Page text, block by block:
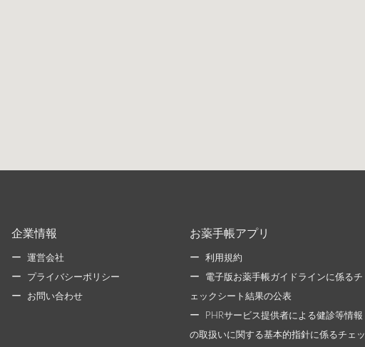
企業情報
運営会社
プライバシーポリシー
お問い合わせ
お薬手帳アプリ
利用規約
電子版お薬手帳ガイドラインに係るチ
ェックシート結果の公表
PHRサービス提供者による健診等情報
の取扱いに関する基本的指針に係るチェッ